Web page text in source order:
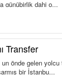
günübirlik dahi o...
Transfer
önde gelen
bir İstanbu...